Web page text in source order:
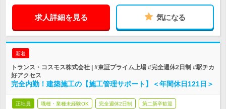
求人詳細を見る 気になる
新着
トランス・コスモス株式会社 | #東証プライム上場 #完全週休2日制 #駅チカ
好アクセス
完全内勤！建築施工の【施工管理サポート】＜年間休日121日＞
正社員 職種・業種未経験OK 完全週休2日制 第二新卒歓迎